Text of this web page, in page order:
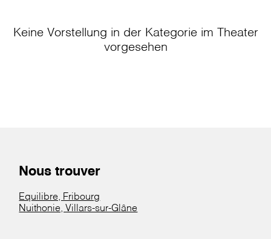
Keine Vorstellung in der Kategorie im Theater
vorgesehen
Nous trouver
Equilibre, Fribourg
Nuithonie, Villars-sur-Glâne